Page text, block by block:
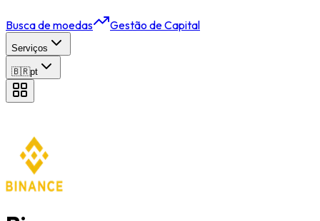
Busca de moedas Gestão de Capital
Serviços
🇧🇷pt